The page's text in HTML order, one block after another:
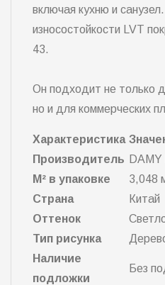
включая кухню и
износостойкости LVT
43.
Он подходит не только
но и для коммерческих
Характеристика
Производитель
М² в упаковке
3,048
Страна
Китай
Оттенок
Тип рисунка
Наличие
подложки
Без